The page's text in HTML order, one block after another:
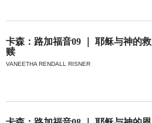
卡森：路加福音09 ｜ 耶稣与神的救
赎
VANEETHA RENDALL RISNER